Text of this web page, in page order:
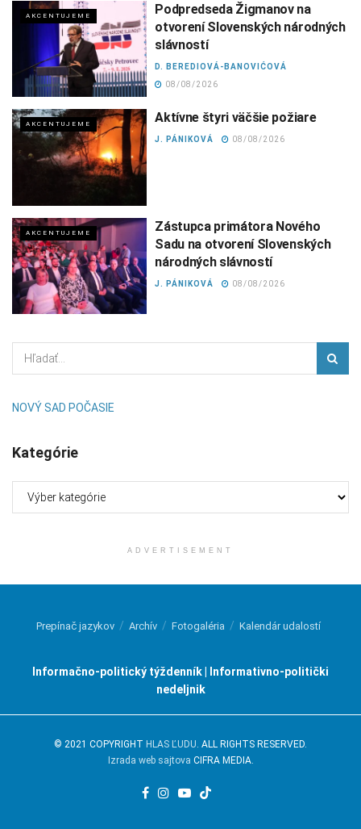
AKCENTUJEME
Podpredseda Žigmanov na
otvorení Slovenských národných
slávností
D. BEREDIOVÁ-BANOVIĆOVÁ
08/08/2026
AKCENTUJEME Aktívne štyri väčšie požiare
J. PÁNIKOVÁ 08/08/2026
AKCENTUJEME
Zástupca primátora Nového
Sadu na otvorení Slovenských
národných slávností
J. PÁNIKOVÁ 08/08/2026
NOVÝ SAD POČASIE
Kategórie
ADVERTISEMENT
Prepínač jazykov Archív Fotogaléria Kalendár udalostí
Informačno-politický týždenník | Informativno-politički
nedeljnik
© 2021 COPYRIGHT HLAS ĽUDU. ALL RIGHTS RESERVED.
Izrada web sajtova CIFRA MEDIA.